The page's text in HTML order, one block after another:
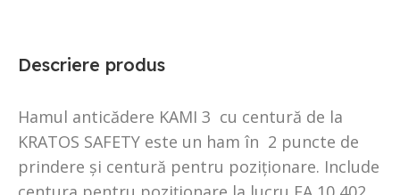
Descriere produs
Hamul anticădere KAMI 3 cu centură de la
KRATOS SAFETY este un ham în 2 puncte de
prindere și centură pentru poziționare. Include